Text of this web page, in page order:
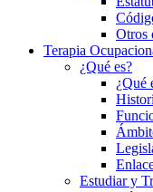
Otros
Terapia
¿Qué es?
¿Qué
Estudiar y